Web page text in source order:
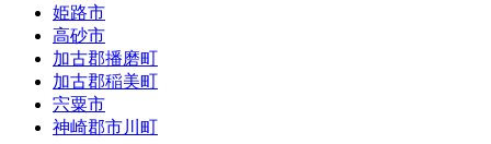
姫路市
高砂市
加古郡播磨町
加古郡稲美町
宍粟市
神崎郡市川町